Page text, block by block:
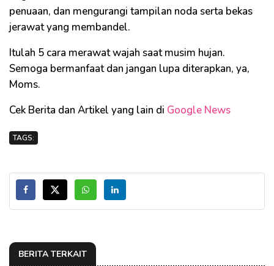
penuaan, dan mengurangi tampilan noda serta bekas
jerawat yang membandel.
Itulah 5 cara merawat wajah saat musim hujan.
Semoga bermanfaat dan jangan lupa diterapkan, ya,
Moms.
Cek Berita dan Artikel yang lain di Google News
TAGS:
BERITA TERKAIT